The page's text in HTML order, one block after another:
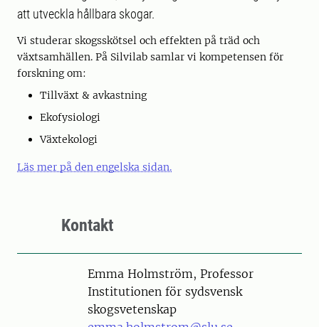
att utveckla hållbara skogar.
Vi studerar skogsskötsel och effekten på träd och
växtsamhällen. På Silvilab samlar vi kompetensen för
forskning om:
Tillväxt & avkastning
Ekofysiologi
Växtekologi
Läs mer på den engelska sidan.
Kontakt
PersonEmma Holmström, Professor
Institutionen för sydsvensk
skogsvetenskap